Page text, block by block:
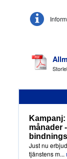
månader
Just nu
tjänstens m...